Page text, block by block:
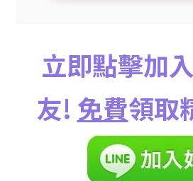
立即點擊加
友! 免費領取